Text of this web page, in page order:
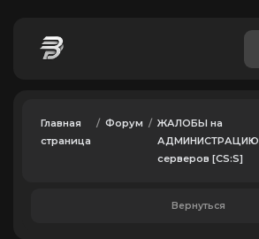
Главная
страница
/ Форум / ЖАЛОБЫ на
АДМИНИСТРАЦИЮ
серверов [CS:S]
Вернуться